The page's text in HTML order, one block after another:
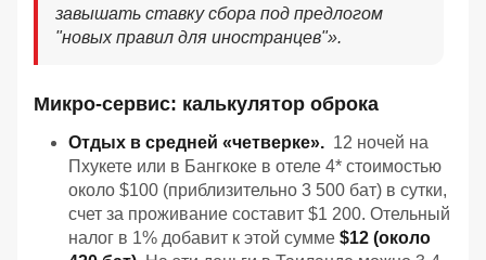
завышать ставку сбора под предлогом
"новых правил для иностранцев"».
Микро-сервис: калькулятор оброка
Отдых в средней «четверке». 12 ночей на
Пхукете или в Бангкоке в отеле 4* стоимостью
около $100 (приблизительно 3 500 бат) в сутки,
счет за проживание составит $1 200. Отельный
налог в 1% добавит к этой сумме $12 (около